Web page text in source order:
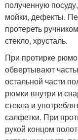
полученную
мойки, дефекты.
протереть
стекло, хрусталь.
При протирке
обвертывают
остальной части
рюмки внутри и
стекла и
салфетки. При
рукой концом